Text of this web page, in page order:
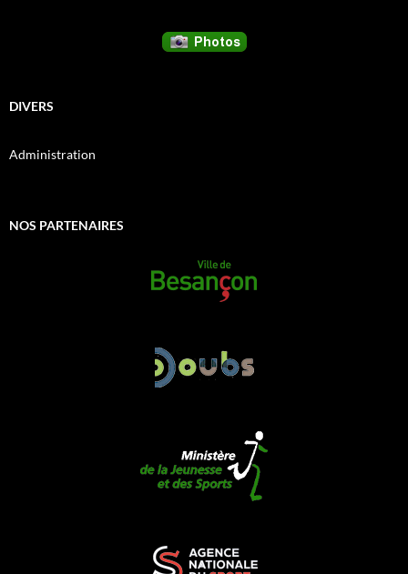
DIVERS
Administration
NOS PARTENAIRES